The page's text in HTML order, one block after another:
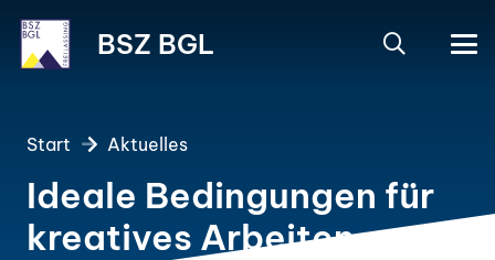
BSZ BGL
Start Aktuelles
Ideale Bedingungen für
kreatives Arbeiten